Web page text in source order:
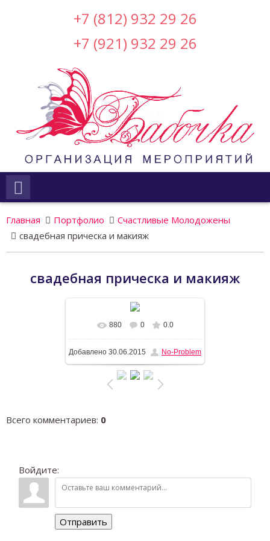
+7 (812) 932 29 26
+7 (921) 932 29 26
Главная Портфолио
Счастливые Молодожены
свадебная прическа и макияж
свадебная прическа и макияж
В реальном размере 600x800
244.3Kb
880 0 0.0
Добавлено 30.06.2015 No-Problem
Всего комментариев: 0
Войдите:
Отправить